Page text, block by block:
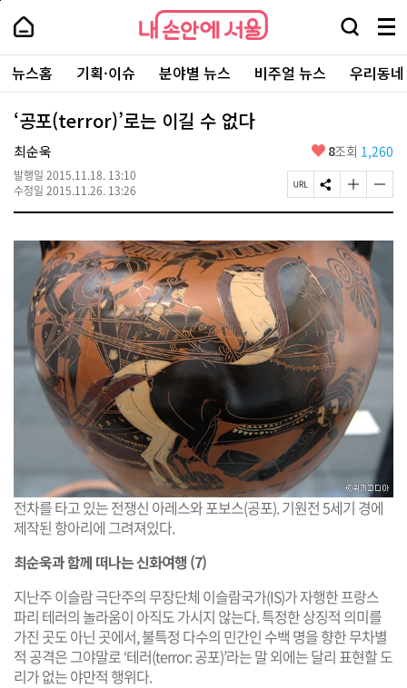
본
로
가
내
손
안
에
서
울
-
서
울
시
대
표
소
포
내
손
에
울
검
창
열
기
메
뉴
전
체
보
주
요
서
뉴스홈 기획·이슈 분야별 뉴스 비주얼 뉴스 우리동
‘공포(terror)’로는 이길 수 없다
최순욱
발행일 2015.11.18. 13:10
수정일 2015.11.26. 13:26
좋
요
8조회 1,260
페
이
U
R
L
복
사
S
N
공
유
하
기
글
자
기
크
게
변
경
하
글
자
기
경
하
전차를 타고 있는 전쟁신 아레스와 포보스(공포). 기원전 5세기 경에
제작된 항아리에 그려져있다.
최순욱과 함께 떠나는 신화여행 (7)
지난주 이슬람 극단주의 무장단체 이슬람국가(IS)가 자행한 프랑스
파리 테러의 놀라움이 아직도 가시지 않는다. 특정한 상징적 의미를
가진 곳도 아닌 곳에서, 불특정 다수의 민간인 수백 명을 향한 무차별
적 공격은 그야말로 ‘테러(terror: 공포)’라는 말 외에는 달리 표현할 도
리가 없는 야만적 행위다.
페
상
단
로